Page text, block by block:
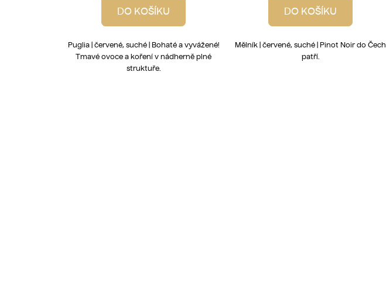
DO KOŠÍKU
Puglia | červené, suché | Bohaté a vyvážené!
Tmavé ovoce a koření v nádherně plné
struktuře.
DO KOŠÍKU
Mělník | červené, suché | Pinot Noir do Čech
patří.